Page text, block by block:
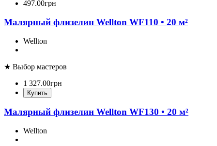
497.00грн
Малярный флизелин Wellton WF110 • 20 м²
Wellton
★ Выбор мастеров
1 327.00грн
Купить
Малярный флизелин Wellton WF130 • 20 м²
Wellton